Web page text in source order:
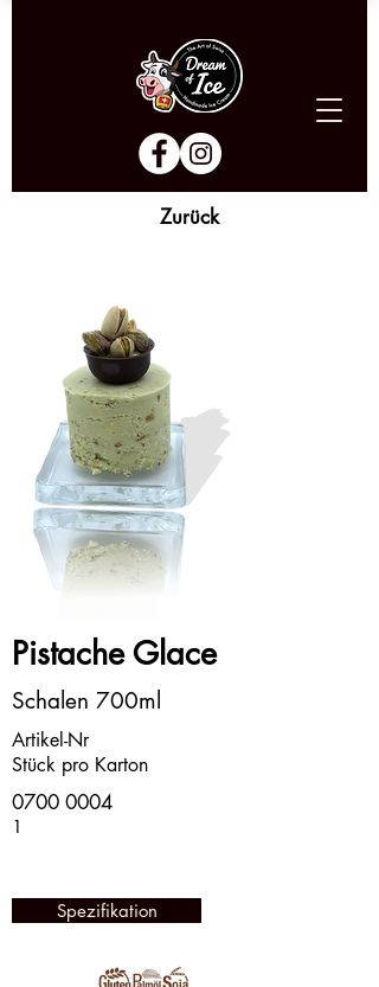
Zurück
Pistache Glace
Schalen 700ml
Artikel-Nr
Stück pro Karton
0700 0004
1
Spezifikation